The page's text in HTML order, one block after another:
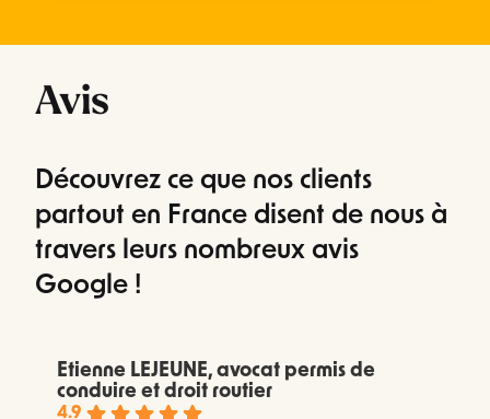
Avis
Découvrez ce que nos clients
partout en France disent de nous à
travers leurs nombreux avis
Google !
Etienne LEJEUNE, avocat permis de
conduire et droit routier
4.9